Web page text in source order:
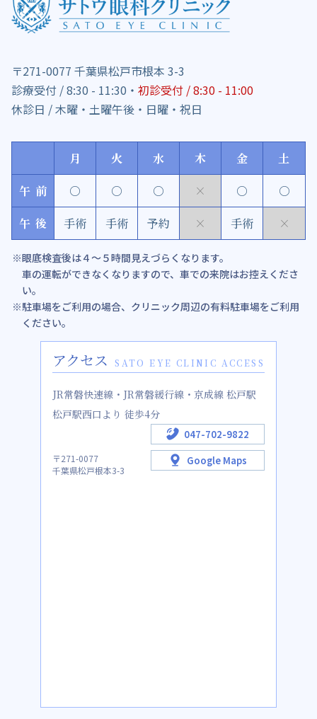
〒271-0077 千葉県松戸市根本 3-3
診療受付 / 8:30 - 11:30・ 初診受付 / 8:30 - 11:00
休診日 / 木曜・土曜午後・日曜・祝日
月 火 水 木 金
土
午前
○ ○ ○ × ○
○
午後
手術 手術 予約 × 手術 ×
眼底検査後は４～５時間見えづらくなります。
車の運転ができなくなりますので、車での来院はお控えくださ
い。
駐車場をご利用の場合、クリニック周辺の有料駐車場をご利用
ください。
アクセス SATO EYE CLINIC ACCESS
JR常磐快速線・JR常磐緩行線・京成線 松戸駅
松戸駅西口より 徒歩4分
047-702-9822
Google Maps
〒271-0077
千葉県松戸根本3-3